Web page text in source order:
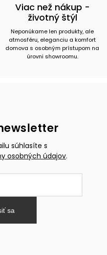
Viac než nákup -
životný štýl
Neponúkame len produkty, ale
atmosféru, eleganciu a komfort
domova s osobným prístupom na
úrovni showroomu.
súhlasíte s
osobných údajov.
sa